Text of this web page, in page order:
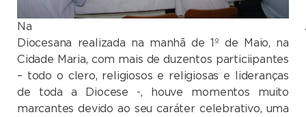
Na
Diocesana realizada na manhã de 1º de Maio, na
Cidade Maria, com mais de duzentos particiipantes
– todo o clero, religiosos e religiosas e lideranças
de toda a Diocese -, houve momentos muito
marcantes devido ao seu caráter celebrativo, uma